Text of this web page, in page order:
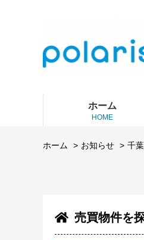
ホーム
HOME
ホーム お知らせ 千
売買物件を